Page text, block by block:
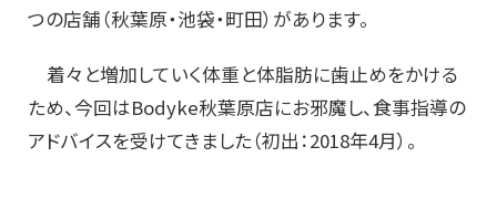
つの店舗（秋葉原・池袋・町田）があります。
着々と増加していく体重と体脂肪に歯止めをかける
ため、今回はBodyke秋葉原店にお邪魔し、食事指導の
アドバイスを受けてきました（初出：2018年4月）。